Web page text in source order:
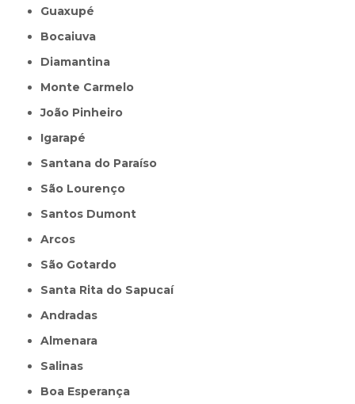
Guaxupé
Bocaiuva
Diamantina
Monte Carmelo
João Pinheiro
Igarapé
Santana do Paraíso
São Lourenço
Santos Dumont
Arcos
São Gotardo
Santa Rita do Sapucaí
Andradas
Almenara
Salinas
Boa Esperança